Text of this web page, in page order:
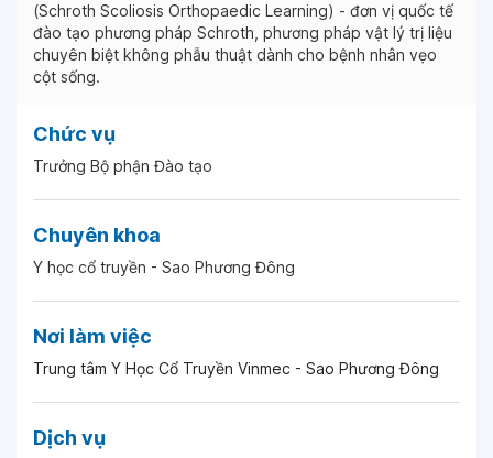
(Schroth Scoliosis Orthopaedic Learning) - đơn vị quốc tế
đào tạo phương pháp Schroth, phương pháp vật lý trị liệu
chuyên biệt không phẫu thuật dành cho bệnh nhân vẹo
cột sống.
Chức vụ
Trưởng Bộ phận Đào tạo
Chuyên khoa
Y học cổ truyền - Sao Phương Đông
Nơi làm việc
Trung tâm Y Học Cổ Truyền Vinmec - Sao Phương Đông
Dịch vụ